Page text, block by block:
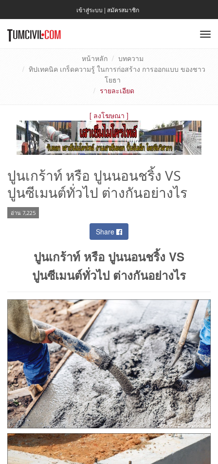
เข้าสู่ระบบ | สมัครสมาชิก
หน้าหลัก
บทความ
ทิปเทคนิค เกร็ดความรู้ ในการก่อสร้าง การออกแบบ ของชาว
โยธา
รายละเอียด
[ ลงโฆษณา ]
ปูนเกร้าท์ หรือ ปูนนอนชริ้ง VS
ปูนซีเมนต์ทั่วไป ต่างกันอย่างไร
อ่าน 7,225
Share
ปูนเกร้าท์ หรือ ปูนนอนชริ้ง VS
ปูนซีเมนต์ทั่วไป ต่างกันอย่างไร